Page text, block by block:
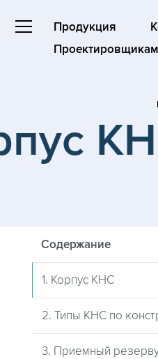
Продукция
Проектировщикам
Содержание
1. Корпус КНС
2. Типы КНС по
3. Приемный